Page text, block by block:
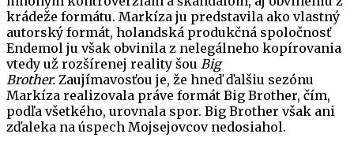
krádeže formátu. Markíza ju predstavila ako vlastný
autorský formát, holandská produkčná spoločnosť
Endemol ju však obvinila z nelegálneho kopírovania
vtedy už rozšírenej reality šou Big
Brother. Zaujímavosťou je, že hneď ďalšiu sezónu
Markíza realizovala práve formát Big Brother, čím,
podľa všetkého, urovnala spor. Big Brother však ani
zďaleka na úspech Mojsejovcov nedosiahol.